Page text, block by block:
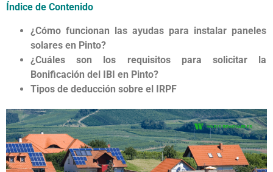
Índice de Contenido
¿Cómo funcionan las ayudas para instalar paneles
solares en Pinto?
¿Cuáles son los requisitos para solicitar la
Bonificación del IBI en Pinto?
Tipos de deducción sobre el IRPF